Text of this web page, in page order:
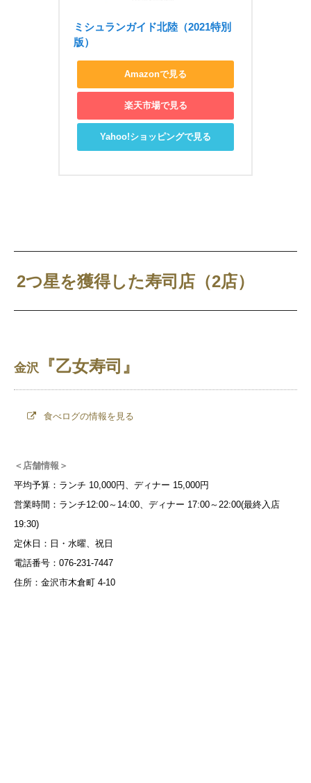
ミシュランガイド北陸（2021特別
版）
Amazonで見る
楽天市場で見る
Yahoo!ショッピングで見る
2つ星を獲得した寿司店（2店）
金沢 『乙女寿司』
食べログの情報を見る
＜店舗情報＞
平均予算：ランチ 10,000円、ディナー 15,000円
営業時間：ランチ12:00～14:00、ディナー 17:00～22:00(最終入店
19:30)
定休日：日・水曜、祝日
電話番号：076-231-7447
住所：金沢市木倉町 4-10